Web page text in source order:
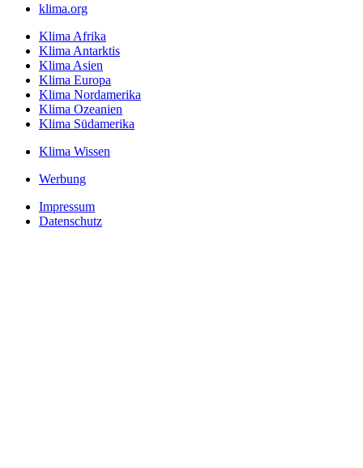
klima.org
Klima Afrika
Klima Antarktis
Klima Asien
Klima Europa
Klima Nordamerika
Klima Ozeanien
Klima Südamerika
Klima Wissen
Werbung
Impressum
Datenschutz